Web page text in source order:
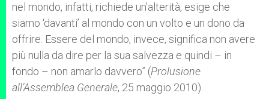
nel mondo, infatti, richiede un’alterità, esige che
siamo ‘davanti’ al mondo con un volto e un dono da
offrire. Essere del mondo, invece, significa non avere
più nulla da dire per la sua salvezza e quindi – in
fondo – non amarlo davvero” (Prolusione
all’Assemblea Generale, 25 maggio 2010).